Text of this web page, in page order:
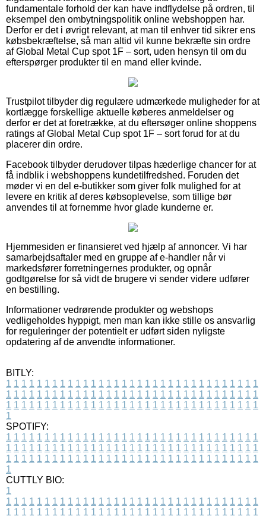
fundamentale forhold der kan have indflydelse på ordren, til
eksempel den ombytningspolitik online webshoppen har.
Derfor er det i øvrigt relevant, at man til enhver tid sikrer ens
købsbekræftelse, så man altid vil kunne bekræfte sin ordre
af Global Metal Cup spot 1F – sort, uden hensyn til om du
efterspørger produkter til en mand eller kvinde.
Trustpilot tilbyder dig regulære udmærkede muligheder for at
kortlægge forskellige aktuelle køberes anmeldelser og
derfor er det at foretrække, at du eftersøger online shoppens
ratings af Global Metal Cup spot 1F – sort forud for at du
placerer din ordre.
Facebook tilbyder derudover tilpas hæderlige chancer for at
få indblik i webshoppens kundetilfredshed. Foruden det
møder vi en del e-butikker som giver folk mulighed for at
levere en kritik af deres købsoplevelse, som tillige bør
anvendes til at fornemme hvor glade kunderne er.
Hjemmesiden er finansieret ved hjælp af annoncer. Vi har
samarbejdsaftaler med en gruppe af e-handler når vi
markedsfører forretningernes produkter, og opnår
godtgørelse for så vidt de brugere vi sender videre udfører
en bestilling.
Informationer vedrørende produkter og webshops
vedligeholdes hyppigt, men man kan ikke stille os ansvarlig
for reguleringer der potentielt er udført siden nyligste
opdatering af de anvendte informationer.
BITLY:
1 1 1 1 1 1 1 1 1 1 1 1 1 1 1 1 1 1 1 1 1 1 1 1 1 1 1 1 1 1 1 1 1
1 1 1 1 1 1 1 1 1 1 1 1 1 1 1 1 1 1 1 1 1 1 1 1 1 1 1 1 1 1 1 1 1
1 1 1 1 1 1 1 1 1 1 1 1 1 1 1 1 1 1 1 1 1 1 1 1 1 1 1 1 1 1 1 1 1
1
SPOTIFY:
1 1 1 1 1 1 1 1 1 1 1 1 1 1 1 1 1 1 1 1 1 1 1 1 1 1 1 1 1 1 1 1 1
1 1 1 1 1 1 1 1 1 1 1 1 1 1 1 1 1 1 1 1 1 1 1 1 1 1 1 1 1 1 1 1 1
1 1 1 1 1 1 1 1 1 1 1 1 1 1 1 1 1 1 1 1 1 1 1 1 1 1 1 1 1 1 1 1 1
1
CUTTLY BIO:
1
1 1 1 1 1 1 1 1 1 1 1 1 1 1 1 1 1 1 1 1 1 1 1 1 1 1 1 1 1 1 1 1 1
1 1 1 1 1 1 1 1 1 1 1 1 1 1 1 1 1 1 1 1 1 1 1 1 1 1 1 1 1 1 1 1 1